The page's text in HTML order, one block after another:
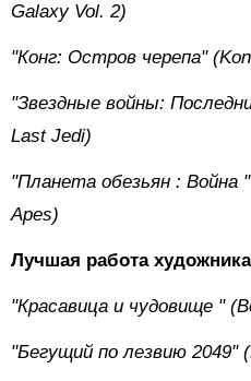
Galaxy Vol. 2)
"Конг: Остров черепа"
"Звездные войны:
Last Jedi)
"Планета обезьян : Война
Apes)
Лучшая работа
"Красавица и чудовище "
"Бегущий по лезвию 2049"